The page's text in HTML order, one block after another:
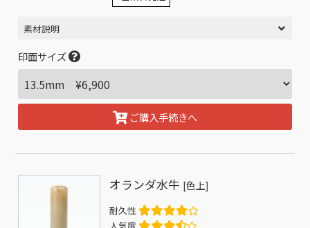
素材説明
印面サイズ
ご購入手続きへ
オランダ水牛 [色上]
耐久性